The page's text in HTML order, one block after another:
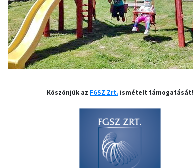
Köszönjük az FGSZ Zrt. ismételt támogatását!